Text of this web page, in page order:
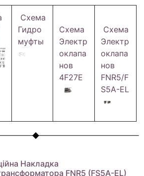
Схема
Гидро
муфты
Схема
Электр
оклапа
нов
4F27E
Схема
Электр
оклапа
нов
FNR5/F
S5A-EL
Накладка
FNR5 (FS5A-EL)